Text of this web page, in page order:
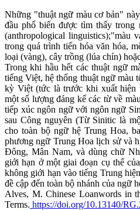
Những "thuật ngữ màu cơ bản"
đầu phổ biến được tìm thấy trong
(anthropological linguistics);"màu
trong quá trình tiến hóa văn hóa,
loại (vàng), cây trồng (lúa chín)
Trong khi hầu hết các thuật ngữ
tiếng Việt, hệ thống thuật ngữ màu
kỳ Việt (tức là trước khi xuất hiện
một số lượng đáng kể các từ về
tiếp xúc ngôn ngữ với ngôn ngữ
sau Công nguyên (Từ Sinitic là
cho toàn bộ ngữ hệ Trung Hoa,
phương ngữ Trung Hoa lịch sử và
Đông, Mân Nam, và dùng chữ
giới hạn ở một giai đoạn cụ thể
không giới hạn vào tiếng Trung
đề cập đến toàn bộ nhánh của ngữ
Alves, M. Chinese Loanwords in
Terms. https://doi.org/10.13140/